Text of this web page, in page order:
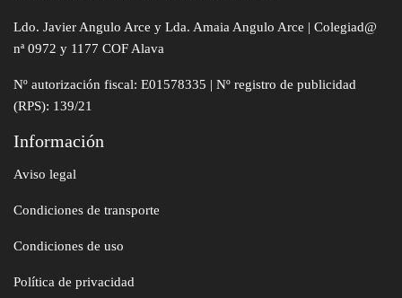
Ldo. Javier Angulo Arce y Lda. Amaia Angulo Arce | Colegiad@
nª 0972 y 1177 COF Alava
Nº autorización fiscal: E01578335 | Nº registro de publicidad
(RPS): 139/21
Información
Aviso legal
Condiciones de transporte
Condiciones de uso
Política de privacidad